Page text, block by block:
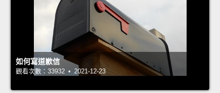
如何寫道歉信
觀看次數：33932 • 2021-12-23